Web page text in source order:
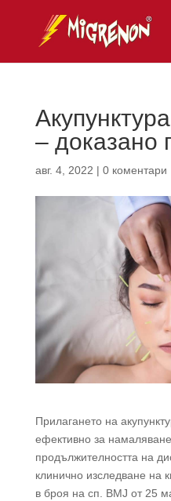
– доказано
авг. 4, 2022 | 0 коментари
Прилагането на
ефективно за
продължителността на
клинично изследване на
в броя на сп. BMJ от 25